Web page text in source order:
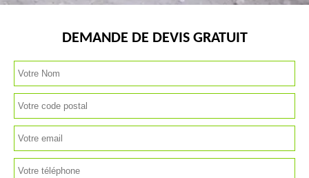
DEMANDE DE DEVIS GRATUIT